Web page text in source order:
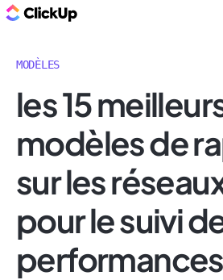
MODÈLES
les 15
modèles de
sur les
pour le suivi